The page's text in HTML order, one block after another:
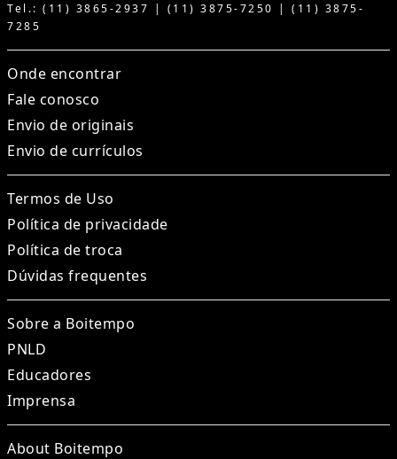
Tel.: (11) 3865-2937 | (11) 3875-7250 | (11) 3875-
7285
Onde encontrar
Fale conosco
Envio de originais
Envio de currículos
Termos de Uso
Política de privacidade
Política de troca
Dúvidas frequentes
Sobre a Boitempo
PNLD
Educadores
Imprensa
About Boitempo